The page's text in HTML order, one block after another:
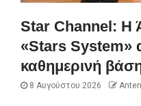
Star Channel: Η
«Stars System»
καθημερινή
8 Αυγούστου 2026